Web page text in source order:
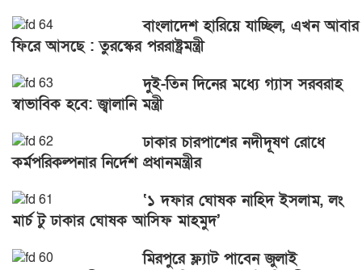
বাংলাদেশ হারিয়ে যাচ্ছিল, এখন আবার
ফিরে আসছে : তুরস্কের পররাষ্ট্রমন্ত্রী
দুই-তিন দিনের মধ্যে গ্যাস সরবরাহ
স্বাভাবিক হবে: জ্বালানি মন্ত্রী
ঢাকার চারপাশের নদীদূষণ রোধে
কর্মপরিকল্পনার নির্দেশ প্রধানমন্ত্রীর
‘১ দফার ঘোষক নাহিদ ইসলাম, লং
মার্চ টু ঢাকার ঘোষক আসিফ মাহমুদ’
মিরপুরে ফ্ল্যাট পাবেন জুলাই